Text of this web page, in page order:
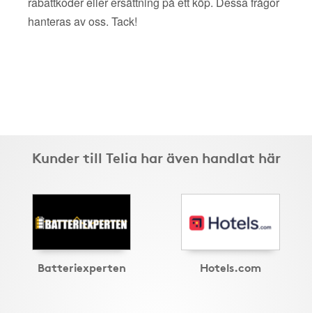
hanteras av oss. Tack!
Kunder till Telia har även handlat här
Batteriexperten Hotels.com